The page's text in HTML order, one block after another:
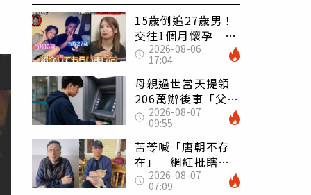
15歲倒追27歲男！
交往1個月懷孕 36
歲當阿嬤故事曝光
2026-08-06
17:04
母親過世當天提領
206萬辦後事「父子
遭判刑」 律師：
搶錢先下手是罪
2026-08-07
09:55
苦苓喊「唐朝不存
在」 網紅批瞎編
歷史：李白、杜甫
2026-08-07
07:09